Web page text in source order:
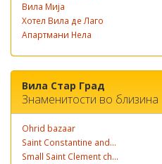
Вила Мија
Хотел Вила де Лаго
Апартмани Нела
Вила Стар Град
Знаменитости во близина
Ohrid bazaar
Saint Constantine and...
Small Saint Clement ch...